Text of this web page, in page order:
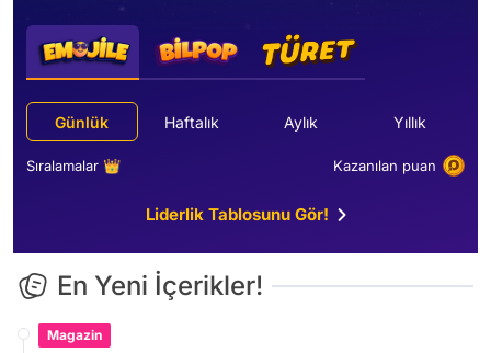
Günlük Haftalık Aylık Yıllık
Sıralamalar 👑 Kazanılan puan
Liderlik Tablosunu Gör!
En Yeni İçerikler!
Magazin